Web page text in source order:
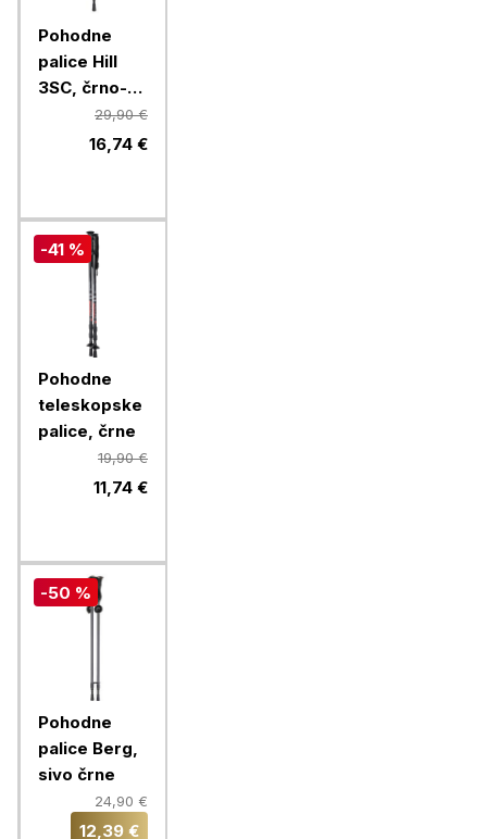
Pohodne
palice Hill
3SC, črno-
rdeče, 2/129,90 €
16,74 €
-41 %
Pohodne
teleskopske
palice, črne
19,90 €
11,74 €
-50 %
Pohodne
palice Berg,
sivo črne
24,90 €
12,39 €